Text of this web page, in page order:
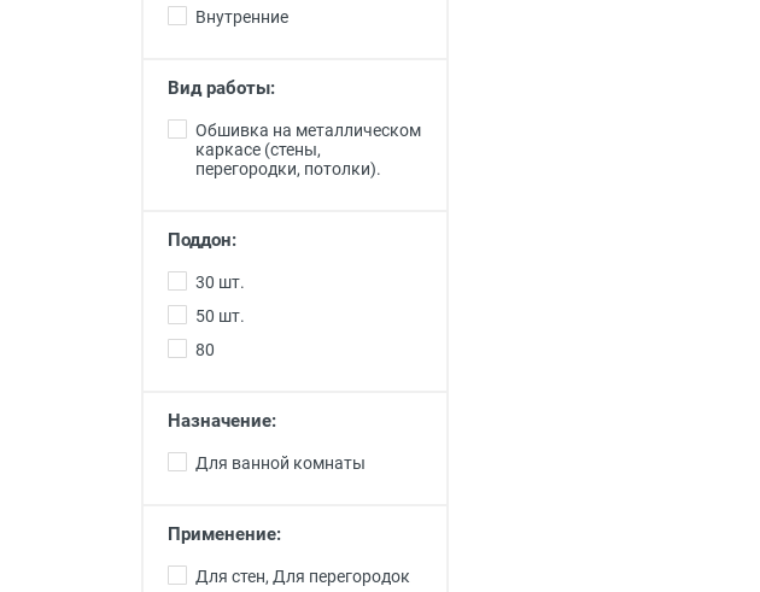
Внутренние
Вид работы:
Обшивка на металлическом
каркасе (стены,
перегородки, потолки).
Поддон:
30 шт.
50 шт.
80
Назначение:
Для ванной комнаты
Применение:
Для стен, Для перегородок